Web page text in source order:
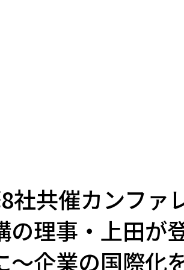
社共催カンファ
の理事・上田が
〜企業の国際化